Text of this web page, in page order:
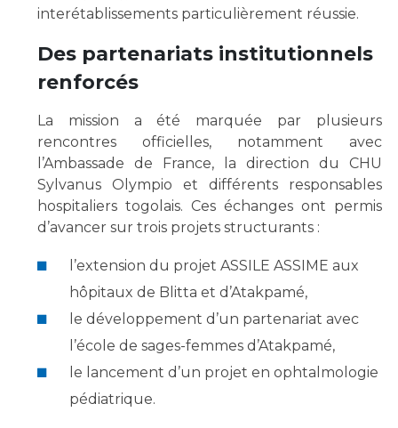
Vos représentants
La Commission Des Usagers (CDU)
Les Comités Locaux des Usagers
Qualité
Nos indicateurs qualité et de sécurité des soins
Protection des données
Sécurité
Rôles et missions
Liste des marchés conclus
Documents utiles
interétablissements particulièrement réussie.
Des partenariats institutionnels
renforcés
La mission a été marquée par plusieurs
rencontres officielles, notamment avec
l’Ambassade de France, la direction du CHU
Sylvanus Olympio et différents responsables
hospitaliers togolais. Ces échanges ont permis
d’avancer sur trois projets structurants :
l’extension du projet ASSILE ASSIME aux
hôpitaux de Blitta et d’Atakpamé,
le développement d’un partenariat avec
l’école de sages-femmes d’Atakpamé,
le lancement d’un projet en ophtalmologie
pédiatrique.